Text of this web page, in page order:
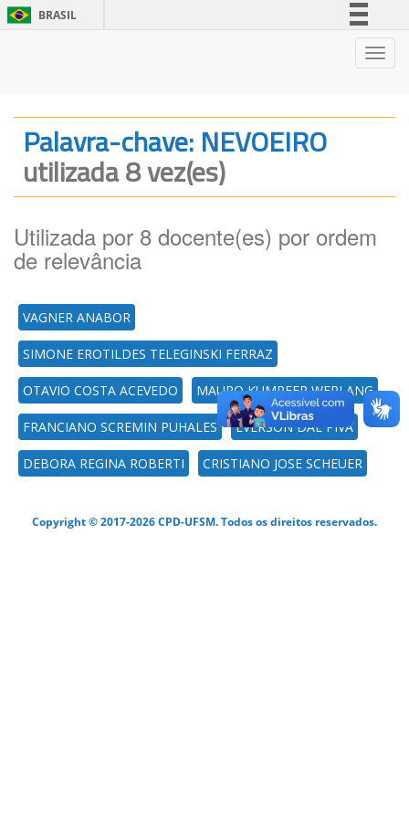
BRASIL
Legislação
Palavra-chave: NEVOEIRO
utilizada 8 vez(es)
Utilizada por 8 docente(es) por ordem
de relevância
VAGNER ANABOR
SIMONE EROTILDES TELEGINSKI FERRAZ
OTAVIO COSTA ACEVEDO MAURO KUMPFER WERLANG
FRANCIANO SCREMIN PUHALES EVERSON DAL PIVA
DEBORA REGINA ROBERTI CRISTIANO JOSE SCHEUER
Copyright © 2017-2026 CPD-UFSM. Todos os direitos reservados.